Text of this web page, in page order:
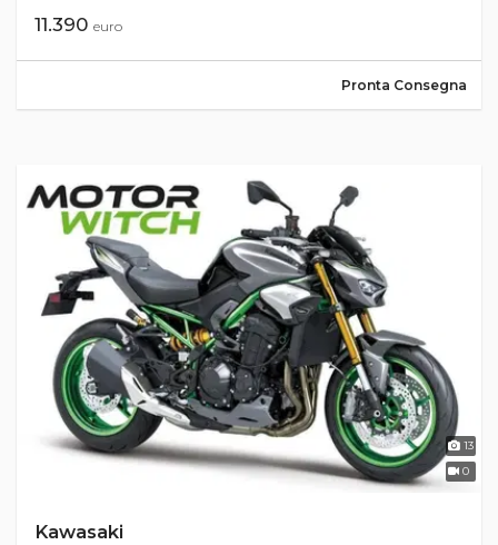
11.390 euro
Pronta Consegna
13
0
Kawasaki